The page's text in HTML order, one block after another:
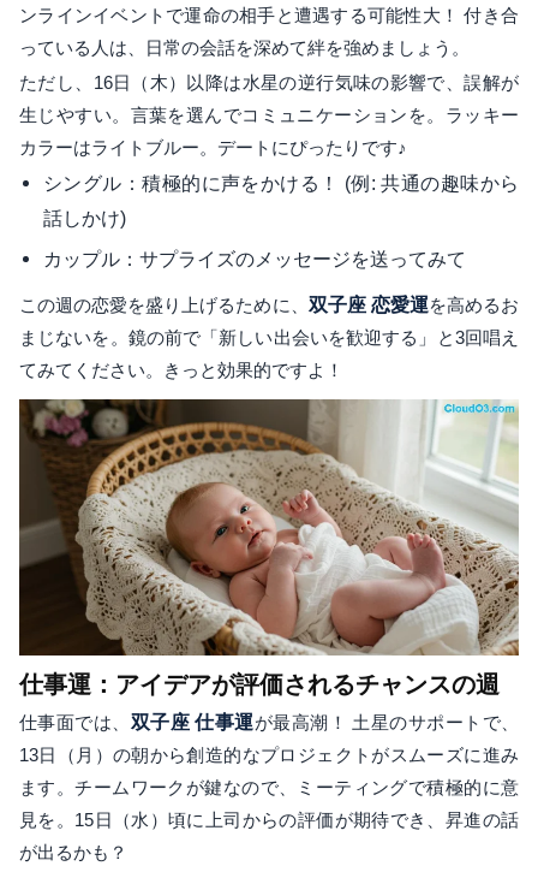
ンラインイベントで運命の相手と遭遇する可能性大！ 付き合
っている人は、日常の会話を深めて絆を強めましょう。
ただし、16日（木）以降は水星の逆行気味の影響で、誤解が
生じやすい。言葉を選んでコミュニケーションを。ラッキー
カラーはライトブルー。デートにぴったりです♪
シングル：積極的に声をかける！ (例: 共通の趣味から
話しかけ)
カップル：サプライズのメッセージを送ってみて
この週の恋愛を盛り上げるために、 双子座 恋愛運を高めるお
まじないを。鏡の前で「新しい出会いを歓迎する」と3回唱え
てみてください。きっと効果的ですよ！
仕事運：アイデアが評価されるチャンスの週
仕事面では、 双子座 仕事運が最高潮！ 土星のサポートで、
13日（月）の朝から創造的なプロジェクトがスムーズに進み
ます。チームワークが鍵なので、ミーティングで積極的に意
見を。15日（水）頃に上司からの評価が期待でき、昇進の話
が出るかも？